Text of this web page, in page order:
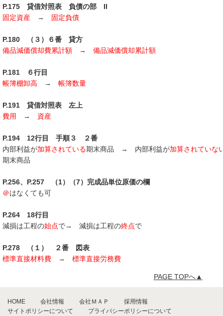
P.175 貸借対照表 負債の部 II
固定資産 → 固定負債
P.180 （３）６番 貸方
備品減価償却費累計額 → 備品減価償却累計額
P.181 ６行目
帳簿棚卸高 → 帳簿数量
P.191 貸借対照表 左上
費用 → 資産
P.194 12行目 手順３ ２番
内部利益が加算されている期末商品 → 内部利益が加算されていな
期末商品
P.256、P.257 （1）（7）完成品単位原価の欄
＠はなくても可
P.264 18行目
減損は工程の始点で→ 減損は工程の終点で
P.278 （１） ２番 図表
標準直接材料費 → 標準直接労務費
PAGE TOPへ▲
HOME 会社情報 会社ＭＡＰ
採用情報
サイトポリシーについて
プライバシーポリシーについて